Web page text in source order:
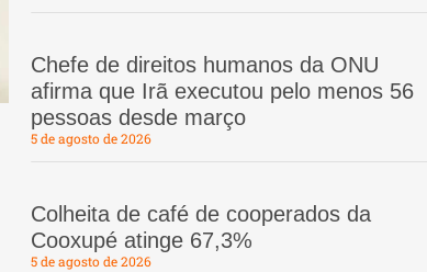
Chefe de direitos humanos da ONU
afirma que Irã executou pelo menos 56
pessoas desde março
5 de agosto de 2026
Colheita de café de cooperados da
Cooxupé atinge 67,3%
5 de agosto de 2026